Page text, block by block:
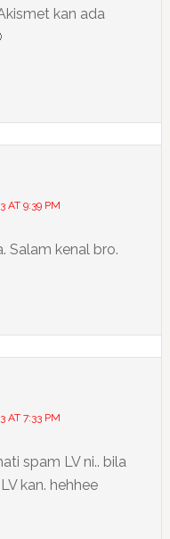
kan ada
AT 9:39 PM
Salam kenal bro.
AT 7:33 PM
spam LV ni.. bila
kan. hehhee